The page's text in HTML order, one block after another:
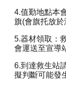
4.值勤地點本
旗(會旗托放於
5.器材領取：
會運送至宣導
6.到達救生站
擬判斷可能發